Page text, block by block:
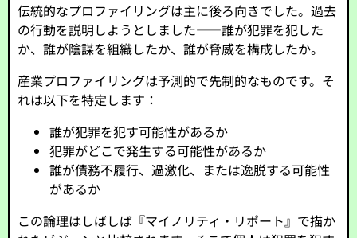
伝統的なプロファイリングは主に後ろ向きでした。過去
の行動を説明しようとしました——誰が犯罪を犯した
か、誰が陰謀を組織したか、誰が脅威を構成したか。
産業プロファイリングは予測的で先制的なものです。そ
れは以下を特定します：
誰が犯罪を犯す可能性があるか
犯罪がどこで発生する可能性があるか
誰が債務不履行、過激化、または逸脱する可能性
があるか
この論理はしばしば『マイノリティ・リポート』で描か